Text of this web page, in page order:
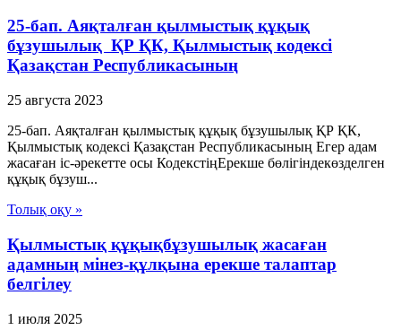
25-бап. Аяқталған қылмыстық құқық
бұзушылық ҚР ҚК, Қылмыстық кодексi
Қазақстан Республикасының
25 августа 2023
25-бап. Аяқталған қылмыстық құқық бұзушылық ҚР ҚК,
Қылмыстық кодексi Қазақстан Республикасының Егер адам
жасаған іс-әрекетте осы КодекстіңЕрекше бөлігіндекөзделген
құқық бұзуш...
Толық оқу »
Қылмыстық құқықбұзушылық жасаған
адамның мінез-құлқына ерекше талаптар
белгілеу
1 июля 2025